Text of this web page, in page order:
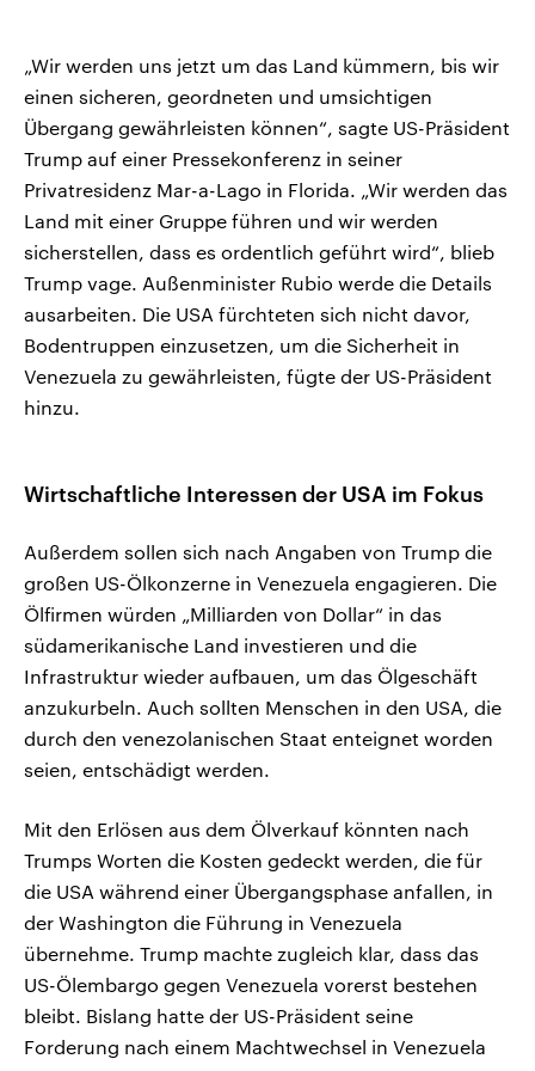
„Wir werden uns jetzt um das Land kümmern, bis wir
einen sicheren, geordneten und umsichtigen
Übergang gewährleisten können“, sagte US-Präsident
Trump auf einer Pressekonferenz in seiner
Privatresidenz Mar-a-Lago in Florida. „Wir werden das
Land mit einer Gruppe führen und wir werden
sicherstellen, dass es ordentlich geführt wird“, blieb
Trump vage. Außenminister Rubio werde die Details
ausarbeiten. Die USA fürchteten sich nicht davor,
Bodentruppen einzusetzen, um die Sicherheit in
Venezuela zu gewährleisten, fügte der US-Präsident
hinzu.
Wirtschaftliche Interessen der USA im Fokus
Außerdem sollen sich nach Angaben von Trump die
großen US-Ölkonzerne in Venezuela engagieren. Die
Ölfirmen würden „Milliarden von Dollar“ in das
südamerikanische Land investieren und die
Infrastruktur wieder aufbauen, um das Ölgeschäft
anzukurbeln. Auch sollten Menschen in den USA, die
durch den venezolanischen Staat enteignet worden
seien, entschädigt werden.
Mit den Erlösen aus dem Ölverkauf könnten nach
Trumps Worten die Kosten gedeckt werden, die für
die USA während einer Übergangsphase anfallen, in
der Washington die Führung in Venezuela
übernehme. Trump machte zugleich klar, dass das
US-Ölembargo gegen Venezuela vorerst bestehen
bleibt. Bislang hatte der US-Präsident seine
Forderung nach einem Machtwechsel in Venezuela